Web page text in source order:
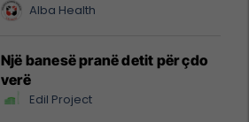
Alba Health
Një banesë pranë detit për çdo
verë
Edil Project